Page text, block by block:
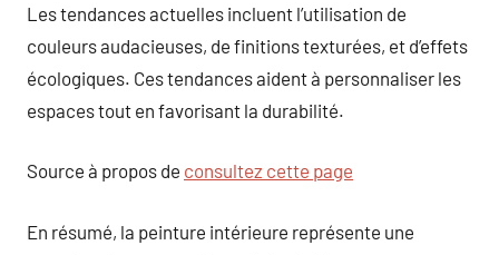
Les tendances actuelles incluent l’utilisation de
couleurs audacieuses, de finitions texturées, et d’effets
écologiques. Ces tendances aident à personnaliser les
espaces tout en favorisant la durabilité.
Source à propos de consultez cette page
En résumé, la peinture intérieure représente une